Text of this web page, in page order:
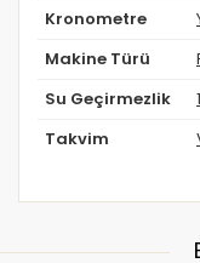
Kronometre
Makine Türü
Su Geçirmezlik
Takvim